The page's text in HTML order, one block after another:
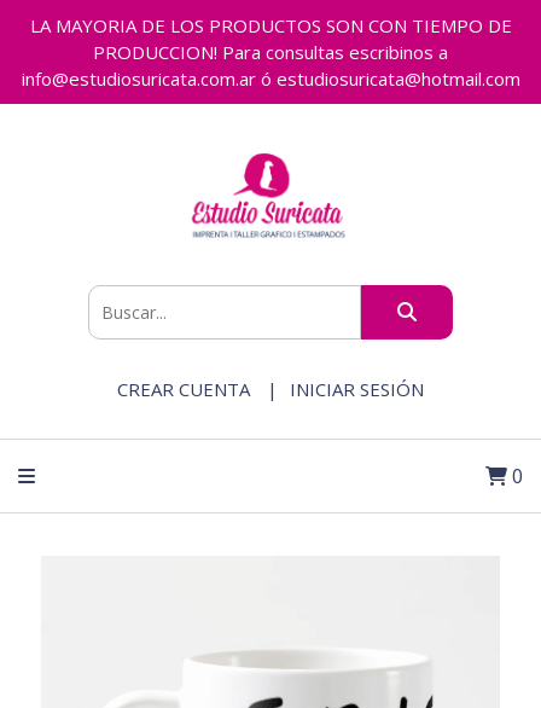
LA MAYORIA DE LOS PRODUCTOS SON CON TIEMPO DE
PRODUCCION! Para consultas escribinos a
info@estudiosuricata.com.ar ó estudiosuricata@hotmail.com
CREAR CUENTA INICIAR SESIÓN
0